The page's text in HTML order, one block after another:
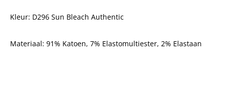
Kleur: D296 Sun Bleach Authentic
Materiaal: 91% Katoen, 7% Elastomultiester, 2% Elastaan